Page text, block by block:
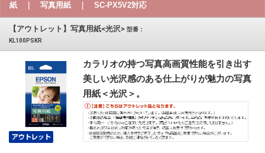
紙 ｜ 写真用紙 ｜ SC-PX5V2対応
【アウトレット】写真用紙<光沢> 型番：
KL100PSKR
カラリオの持つ写真高画質性能を引き出す
美しい光沢感のある仕上がりが魅力の写真
用紙＜光沢＞。